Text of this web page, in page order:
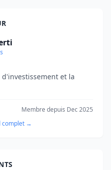
et la
Membre depuis Dec 2025
complet →